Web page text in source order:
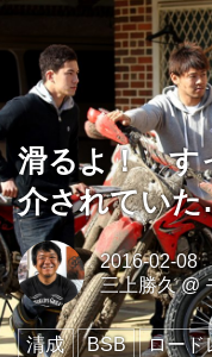
滑るよ！ す
介されてい
2016-02-08
三上勝久@
清成 BSB ロード